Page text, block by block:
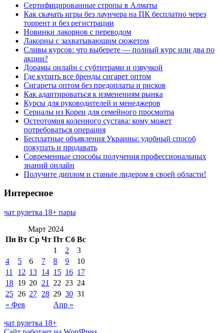
Сертифицированные стропы в Алматы
Как скачать игры без лаунчера на ПК бесплатно через
торрент и без регистрации
Новинки лакорнов с переводом
Лакорны с захватывающим сюжетом
Сливы курсов: что выберете — полный курс или два по
акции?
Дорамы онлайн с субтитрами и озвучкой
Где купить все бренды сигарет оптом
Сигареты оптом без предоплаты и рисков
Как адаптироваться к изменениям рынка
Курсы для руководителей и менеджеров
Сериалы из Кореи для семейного просмотра
Остеотомия коленного сустава: кому может
потребоваться операция
Бесплатные объявления Украины: удобный способ
покупать и продавать
Современные способы получения профессиональных
знаний онлайн
Получите диплом и станьте лидером в своей области!
Интересное
чат рулетка 18+ пары
Март 2024
Пн Вт Ср Чт Пт Сб Вс
« Фев Апр »
1 2
3
4
5 6 7 8 9
10
11
12 13 14 15 16 17
18 19 20 21 22 23 24
25 26 27 28 29 30 31
чат рулетка 18+